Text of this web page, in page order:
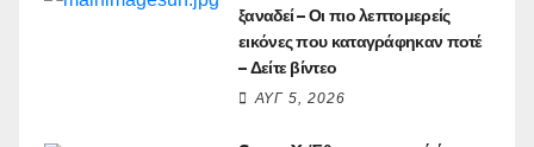
ξαναδεί – Οι πιο λεπτομερείς
εικόνες που καταγράφηκαν ποτέ
– Δείτε βίντεο
ΑΥΓ 5, 2026